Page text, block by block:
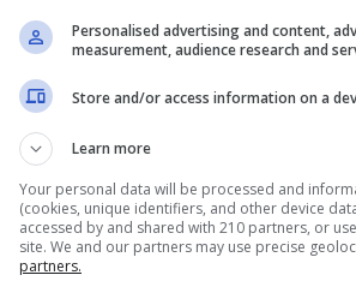
puisse constituer un atout.
l’enregistrement des achats effectués
précise et efficace, en s’assurant
pour éviter les erreurs de monnaie
Personalised advertising and content,
measurement, audience research and
Store and/or access information on a
Learn more
Your personal data will be processed and
(cookies, unique identifiers, and other device
accessed by and shared with 210 partners, or
site. We and our partners may use precise
partners.